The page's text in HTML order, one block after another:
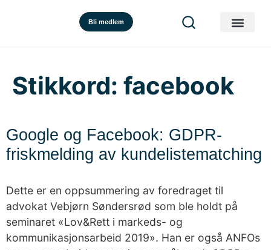
Bli medlem
Stikkord: facebook
Google og Facebook: GDPR-
friskmelding av kundelistematching
Dette er en oppsummering av foredraget til
advokat Vebjørn Søndersrød som ble holdt på
seminaret «Lov&Rett i markeds- og
kommunikasjonsarbeid 2019». Han er også ANFOs